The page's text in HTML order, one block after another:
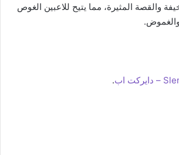
والقصة المثيرة، مما يتيح للاعبين الغوص
.